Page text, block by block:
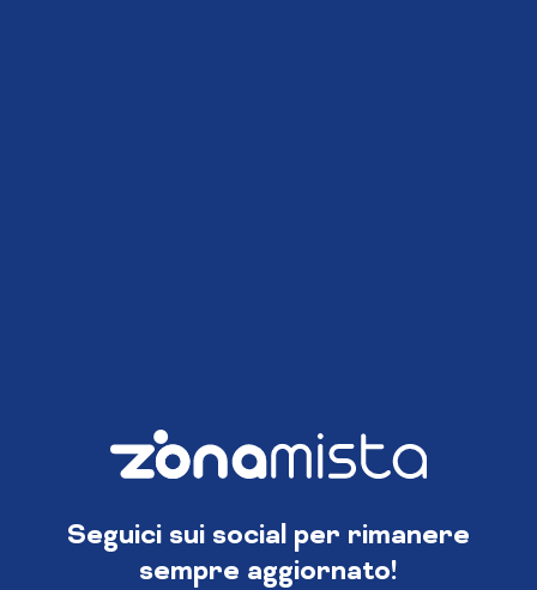
Seguici sui social per rimanere
sempre aggiornato!